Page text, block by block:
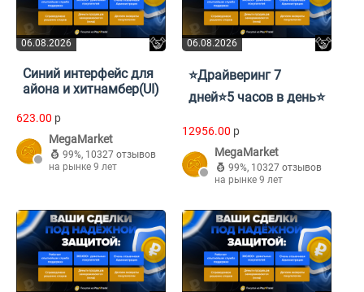
06.08.2026
Синий интерфейс для
айона и хитнамбер(UI)
623.00 p
MegaMarket
99%, 10327 отзывов
на рынке 9 лет
06.08.2026
⭐Драйверинг 7
дней⭐5 часов в день⭐
12956.00 p
MegaMarket
99%, 10327 отзывов
на рынке 9 лет